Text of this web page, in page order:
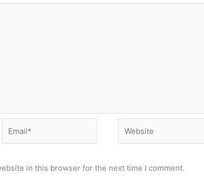
in this browser for the next time I comment.